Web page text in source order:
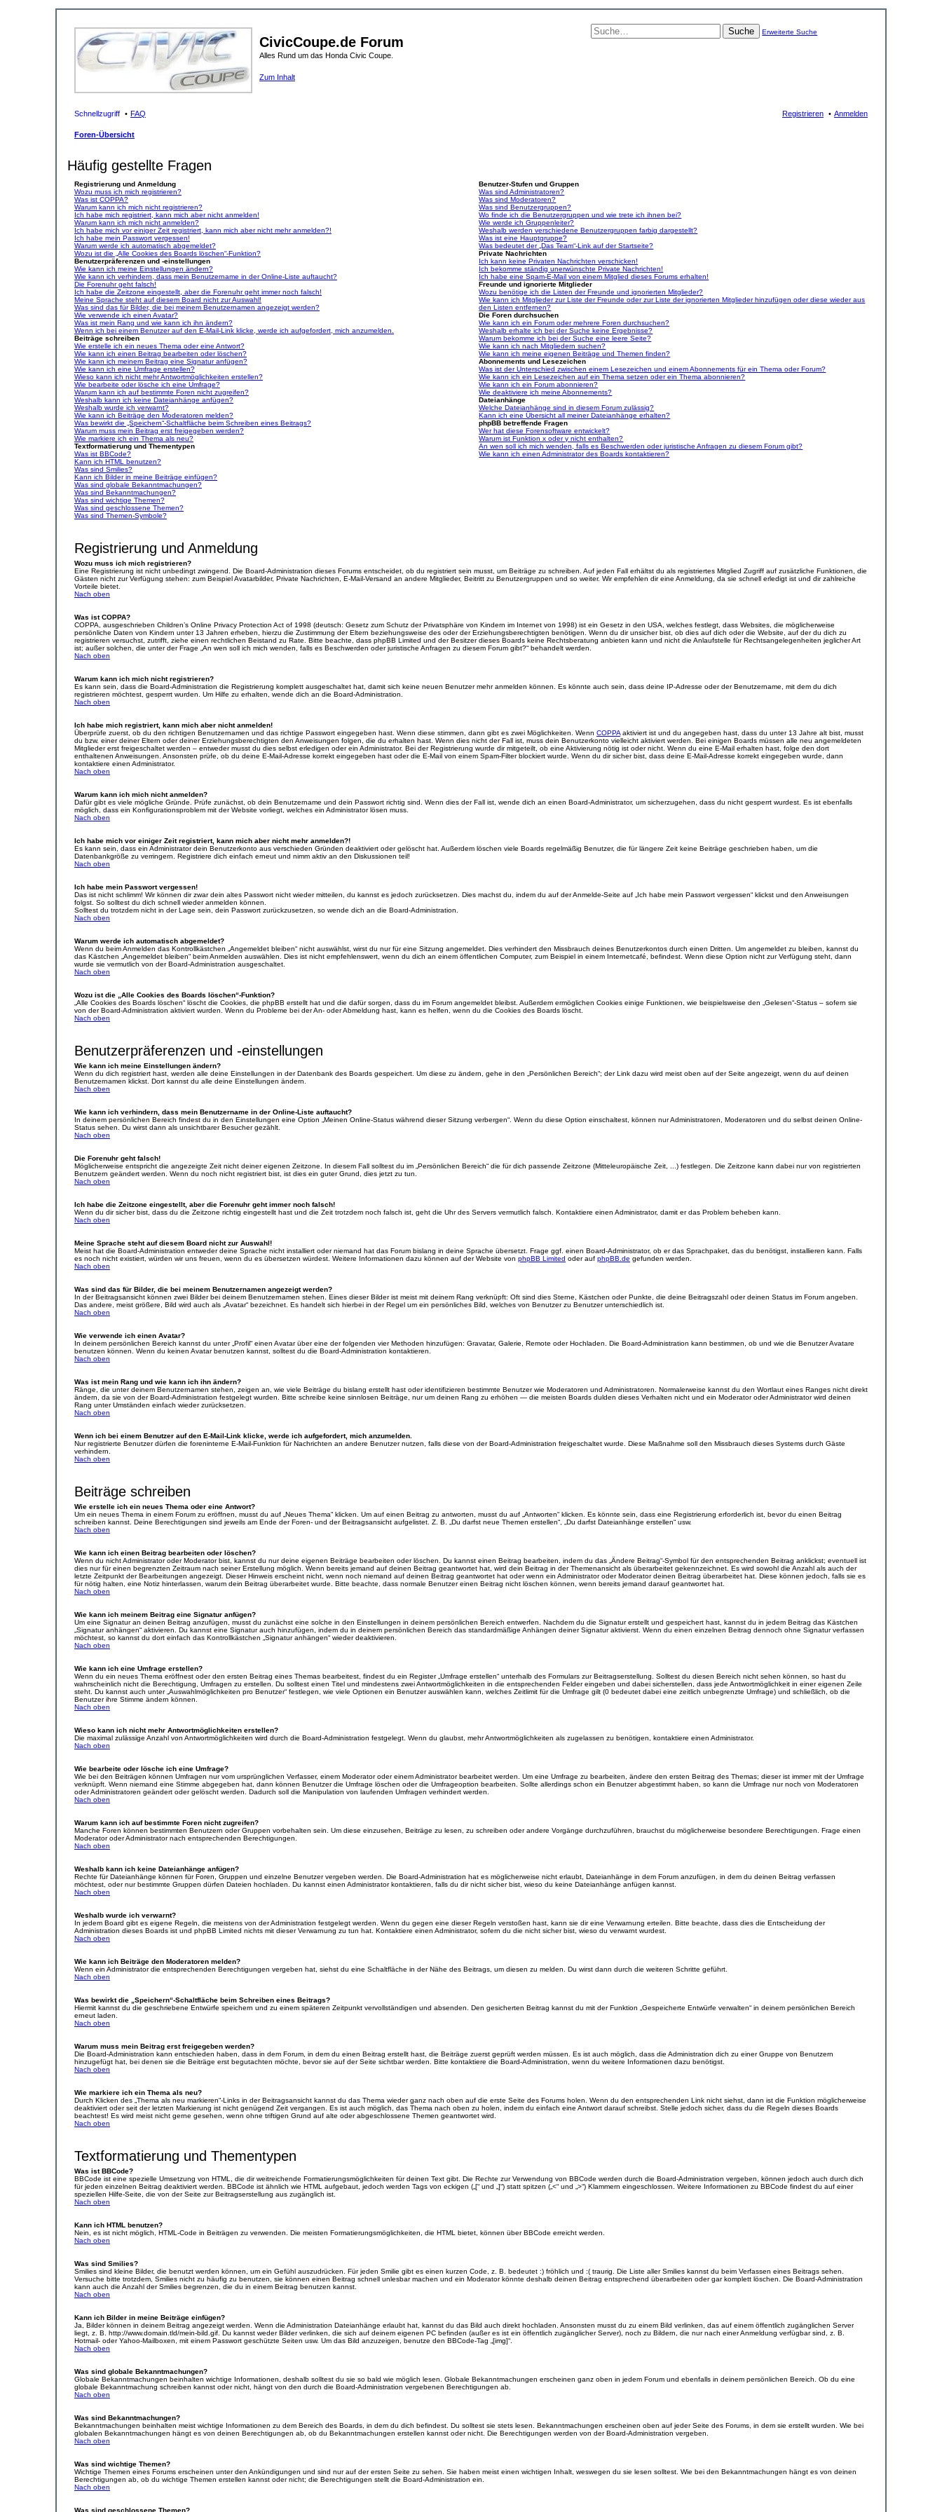
CivicCoupe.de Forum
Alles Rund um das Honda Civic Coupe.
Zum Inhalt
Suche Erweiterte Suche
Schnellzugriff FAQ Anmelden
Registrieren
Foren-Übersicht
Häufig gestellte Fragen
Registrierung und Anmeldung
Wozu muss ich mich registrieren?
Was ist COPPA?
Warum kann ich mich nicht registrieren?
Ich habe mich registriert, kann mich aber nicht anmelden!
Warum kann ich mich nicht anmelden?
Ich habe mich vor einiger Zeit registriert, kann mich aber nicht mehr anmelden?!
Ich habe mein Passwort vergessen!
Warum werde ich automatisch abgemeldet?
Wozu ist die „Alle Cookies des Boards löschen“-Funktion?
Benutzerpräferenzen und -einstellungen
Wie kann ich meine Einstellungen ändern?
Wie kann ich verhindern, dass mein Benutzername in der Online-Liste auftaucht?
Die Forenuhr geht falsch!
Ich habe die Zeitzone eingestellt, aber die Forenuhr geht immer noch falsch!
Meine Sprache steht auf diesem Board nicht zur Auswahl!
Was sind das für Bilder, die bei meinem Benutzernamen angezeigt werden?
Wie verwende ich einen Avatar?
Was ist mein Rang und wie kann ich ihn ändern?
Wenn ich bei einem Benutzer auf den E-Mail-Link klicke, werde ich aufgefordert, mich anzumelden.
Beiträge schreiben
Wie erstelle ich ein neues Thema oder eine Antwort?
Wie kann ich einen Beitrag bearbeiten oder löschen?
Wie kann ich meinem Beitrag eine Signatur anfügen?
Wie kann ich eine Umfrage erstellen?
Wieso kann ich nicht mehr Antwortmöglichkeiten erstellen?
Wie bearbeite oder lösche ich eine Umfrage?
Warum kann ich auf bestimmte Foren nicht zugreifen?
Weshalb kann ich keine Dateianhänge anfügen?
Weshalb wurde ich verwarnt?
Wie kann ich Beiträge den Moderatoren melden?
Was bewirkt die „Speichern“-Schaltfläche beim Schreiben eines Beitrags?
Warum muss mein Beitrag erst freigegeben werden?
Wie markiere ich ein Thema als neu?
Textformatierung und Thementypen
Was ist BBCode?
Kann ich HTML benutzen?
Was sind Smilies?
Kann ich Bilder in meine Beiträge einfügen?
Was sind globale Bekanntmachungen?
Was sind Bekanntmachungen?
Was sind wichtige Themen?
Was sind geschlossene Themen?
Was sind Themen-Symbole?
Benutzer-Stufen und Gruppen
Was sind Administratoren?
Was sind Moderatoren?
Was sind Benutzergruppen?
Wo finde ich die Benutzergruppen und wie trete ich ihnen bei?
Wie werde ich Gruppenleiter?
Weshalb werden verschiedene Benutzergruppen farbig dargestellt?
Was ist eine Hauptgruppe?
Was bedeutet der „Das Team“-Link auf der Startseite?
Private Nachrichten
Ich kann keine Privaten Nachrichten verschicken!
Ich bekomme ständig unerwünschte Private Nachrichten!
Ich habe eine Spam-E-Mail von einem Mitglied dieses Forums erhalten!
Freunde und ignorierte Mitglieder
Wozu benötige ich die Listen der Freunde und ignorierten Mitglieder?
Wie kann ich Mitglieder zur Liste der Freunde oder zur Liste der ignorierten Mitglieder hinzufügen oder diese wieder aus
den Listen entfernen?
Die Foren durchsuchen
Wie kann ich ein Forum oder mehrere Foren durchsuchen?
Weshalb erhalte ich bei der Suche keine Ergebnisse?
Warum bekomme ich bei der Suche eine leere Seite?
Wie kann ich nach Mitgliedern suchen?
Wie kann ich meine eigenen Beiträge und Themen finden?
Abonnements und Lesezeichen
Was ist der Unterschied zwischen einem Lesezeichen und einem Abonnements für ein Thema oder Forum?
Wie kann ich ein Lesezeichen auf ein Thema setzen oder ein Thema abonnieren?
Wie kann ich ein Forum abonnieren?
Wie deaktiviere ich meine Abonnements?
Dateianhänge
Welche Dateianhänge sind in diesem Forum zulässig?
Kann ich eine Übersicht all meiner Dateianhänge erhalten?
phpBB betreffende Fragen
Wer hat diese Forensoftware entwickelt?
Warum ist Funktion x oder y nicht enthalten?
An wen soll ich mich wenden, falls es Beschwerden oder juristische Anfragen zu diesem Forum gibt?
Wie kann ich einen Administrator des Boards kontaktieren?
Registrierung und Anmeldung
Wozu muss ich mich registrieren?
Eine Registrierung ist nicht unbedingt zwingend. Die Board-Administration dieses Forums entscheidet, ob du registriert sein musst, um Beiträge zu schreiben. Auf jeden Fall erhältst du als registriertes Mitglied Zugriff auf zusätzliche Funktionen, die
Gästen nicht zur Verfügung stehen: zum Beispiel Avatarbilder, Private Nachrichten, E-Mail-Versand an andere Mitglieder, Beitritt zu Benutzergruppen und so weiter. Wir empfehlen dir eine Anmeldung, da sie schnell erledigt ist und dir zahlreiche
Vorteile bietet.
Nach oben
Was ist COPPA?
COPPA, ausgeschrieben Children’s Online Privacy Protection Act of 1998 (deutsch: Gesetz zum Schutz der Privatsphäre von Kindern im Internet von 1998) ist ein Gesetz in den USA, welches festlegt, dass Websites, die möglicherweise
persönliche Daten von Kindern unter 13 Jahren erheben, hierzu die Zustimmung der Eltern beziehungsweise des oder der Erziehungsberechtigten benötigen. Wenn du dir unsicher bist, ob dies auf dich oder die Website, auf der du dich zu
registrieren versuchst, zutrifft, ziehe einen rechtlichen Beistand zu Rate. Bitte beachte, dass phpBB Limited und der Besitzer dieses Boards keine Rechtsberatung anbieten kann und nicht die Anlaufstelle für Rechtsangelegenheiten jeglicher Art
ist; außer solchen, die unter der Frage „An wen soll ich mich wenden, falls es Beschwerden oder juristische Anfragen zu diesem Forum gibt?“ behandelt werden.
Nach oben
Warum kann ich mich nicht registrieren?
Es kann sein, dass die Board-Administration die Registrierung komplett ausgeschaltet hat, damit sich keine neuen Benutzer mehr anmelden können. Es könnte auch sein, dass deine IP-Adresse oder der Benutzername, mit dem du dich
registrieren möchtest, gesperrt wurden. Um Hilfe zu erhalten, wende dich an die Board-Administration.
Nach oben
Ich habe mich registriert, kann mich aber nicht anmelden!
Überprüfe zuerst, ob du den richtigen Benutzernamen und das richtige Passwort eingegeben hast. Wenn diese stimmen, dann gibt es zwei Möglichkeiten. Wenn COPPA aktiviert ist und du angegeben hast, dass du unter 13 Jahre alt bist, musst
du bzw. einer deiner Eltern oder deiner Erziehungsberechtigten den Anweisungen folgen, die du erhalten hast. Wenn dies nicht der Fall ist, muss dein Benutzerkonto vielleicht aktiviert werden. Bei einigen Boards müssen alle neu angemeldeten
Mitglieder erst freigeschaltet werden – entweder musst du dies selbst erledigen oder ein Administrator. Bei der Registrierung wurde dir mitgeteilt, ob eine Aktivierung nötig ist oder nicht. Wenn du eine E-Mail erhalten hast, folge den dort
enthaltenen Anweisungen. Ansonsten prüfe, ob du deine E-Mail-Adresse korrekt eingegeben hast oder die E-Mail von einem Spam-Filter blockiert wurde. Wenn du dir sicher bist, dass deine E-Mail-Adresse korrekt eingegeben wurde, dann
kontaktiere einen Administrator.
Nach oben
Warum kann ich mich nicht anmelden?
Dafür gibt es viele mögliche Gründe. Prüfe zunächst, ob dein Benutzername und dein Passwort richtig sind. Wenn dies der Fall ist, wende dich an einen Board-Administrator, um sicherzugehen, dass du nicht gesperrt wurdest. Es ist ebenfalls
möglich, dass ein Konfigurationsproblem mit der Website vorliegt, welches ein Administrator lösen muss.
Nach oben
Ich habe mich vor einiger Zeit registriert, kann mich aber nicht mehr anmelden?!
Es kann sein, dass ein Administrator dein Benutzerkonto aus verschieden Gründen deaktiviert oder gelöscht hat. Außerdem löschen viele Boards regelmäßig Benutzer, die für längere Zeit keine Beiträge geschrieben haben, um die
Datenbankgröße zu verringern. Registriere dich einfach erneut und nimm aktiv an den Diskussionen teil!
Nach oben
Ich habe mein Passwort vergessen!
Das ist nicht schlimm! Wir können dir zwar dein altes Passwort nicht wieder mitteilen, du kannst es jedoch zurücksetzen. Dies machst du, indem du auf der Anmelde-Seite auf „Ich habe mein Passwort vergessen“ klickst und den Anweisungen
folgst. So solltest du dich schnell wieder anmelden können.
Solltest du trotzdem nicht in der Lage sein, dein Passwort zurückzusetzen, so wende dich an die Board-Administration.
Nach oben
Warum werde ich automatisch abgemeldet?
Wenn du beim Anmelden das Kontrollkästchen „Angemeldet bleiben“ nicht auswählst, wirst du nur für eine Sitzung angemeldet. Dies verhindert den Missbrauch deines Benutzerkontos durch einen Dritten. Um angemeldet zu bleiben, kannst du
das Kästchen „Angemeldet bleiben“ beim Anmelden auswählen. Dies ist nicht empfehlenswert, wenn du dich an einem öffentlichen Computer, zum Beispiel in einem Internetcafé, befindest. Wenn diese Option nicht zur Verfügung steht, dann
wurde sie vermutlich von der Board-Administration ausgeschaltet.
Nach oben
Wozu ist die „Alle Cookies des Boards löschen“-Funktion?
„Alle Cookies des Boards löschen“ löscht die Cookies, die phpBB erstellt hat und die dafür sorgen, dass du im Forum angemeldet bleibst. Außerdem ermöglichen Cookies einige Funktionen, wie beispielsweise den „Gelesen“-Status – sofern sie
von der Board-Administration aktiviert wurden. Wenn du Probleme bei der An- oder Abmeldung hast, kann es helfen, wenn du die Cookies des Boards löscht.
Nach oben
Benutzerpräferenzen und -einstellungen
Wie kann ich meine Einstellungen ändern?
Wenn du dich registriert hast, werden alle deine Einstellungen in der Datenbank des Boards gespeichert. Um diese zu ändern, gehe in den „Persönlichen Bereich“; der Link dazu wird meist oben auf der Seite angezeigt, wenn du auf deinen
Benutzernamen klickst. Dort kannst du alle deine Einstellungen ändern.
Nach oben
Wie kann ich verhindern, dass mein Benutzername in der Online-Liste auftaucht?
In deinem persönlichen Bereich findest du in den Einstellungen eine Option „Meinen Online-Status während dieser Sitzung verbergen“. Wenn du diese Option einschaltest, können nur Administratoren, Moderatoren und du selbst deinen Online-
Status sehen. Du wirst dann als unsichtbarer Besucher gezählt.
Nach oben
Die Forenuhr geht falsch!
Möglicherweise entspricht die angezeigte Zeit nicht deiner eigenen Zeitzone. In diesem Fall solltest du im „Persönlichen Bereich“ die für dich passende Zeitzone (Mitteleuropäische Zeit, ...) festlegen. Die Zeitzone kann dabei nur von registrierten
Benutzern geändert werden. Wenn du noch nicht registriert bist, ist dies ein guter Grund, dies jetzt zu tun.
Nach oben
Ich habe die Zeitzone eingestellt, aber die Forenuhr geht immer noch falsch!
Wenn du dir sicher bist, dass du die Zeitzone richtig eingestellt hast und die Zeit trotzdem noch falsch ist, geht die Uhr des Servers vermutlich falsch. Kontaktiere einen Administrator, damit er das Problem beheben kann.
Nach oben
Meine Sprache steht auf diesem Board nicht zur Auswahl!
Meist hat die Board-Administration entweder deine Sprache nicht installiert oder niemand hat das Forum bislang in deine Sprache übersetzt. Frage ggf. einen Board-Administrator, ob er das Sprachpaket, das du benötigst, installieren kann. Falls
es noch nicht existiert, würden wir uns freuen, wenn du es übersetzen würdest. Weitere Informationen dazu können auf der Website von phpBB Limited oder auf phpBB.de gefunden werden.
Nach oben
Was sind das für Bilder, die bei meinem Benutzernamen angezeigt werden?
In der Beitragsansicht können zwei Bilder bei deinem Benutzernamen stehen. Eines dieser Bilder ist meist mit deinem Rang verknüpft: Oft sind dies Sterne, Kästchen oder Punkte, die deine Beitragszahl oder deinen Status im Forum angeben.
Das andere, meist größere, Bild wird auch als „Avatar“ bezeichnet. Es handelt sich hierbei in der Regel um ein persönliches Bild, welches von Benutzer zu Benutzer unterschiedlich ist.
Nach oben
Wie verwende ich einen Avatar?
In deinem persönlichen Bereich kannst du unter „Profil“ einen Avatar über eine der folgenden vier Methoden hinzufügen: Gravatar, Galerie, Remote oder Hochladen. Die Board-Administration kann bestimmen, ob und wie die Benutzer Avatare
benutzen können. Wenn du keinen Avatar benutzen kannst, solltest du die Board-Administration kontaktieren.
Nach oben
Was ist mein Rang und wie kann ich ihn ändern?
Ränge, die unter deinem Benutzernamen stehen, zeigen an, wie viele Beiträge du bislang erstellt hast oder identifizieren bestimmte Benutzer wie Moderatoren und Administratoren. Normalerweise kannst du den Wortlaut eines Ranges nicht direkt
ändern, da sie von der Board-Administration festgelegt wurden. Bitte schreibe keine sinnlosen Beiträge, nur um deinen Rang zu erhöhen — die meisten Boards dulden dieses Verhalten nicht und ein Moderator oder Administrator wird deinen
Rang unter Umständen einfach wieder zurücksetzen.
Nach oben
Wenn ich bei einem Benutzer auf den E-Mail-Link klicke, werde ich aufgefordert, mich anzumelden.
Nur registrierte Benutzer dürfen die foreninterne E-Mail-Funktion für Nachrichten an andere Benutzer nutzen, falls diese von der Board-Administration freigeschaltet wurde. Diese Maßnahme soll den Missbrauch dieses Systems durch Gäste
verhindern.
Nach oben
Beiträge schreiben
Wie erstelle ich ein neues Thema oder eine Antwort?
Um ein neues Thema in einem Forum zu eröffnen, musst du auf „Neues Thema“ klicken. Um auf einen Beitrag zu antworten, musst du auf „Antworten“ klicken. Es könnte sein, dass eine Registrierung erforderlich ist, bevor du einen Beitrag
schreiben kannst. Deine Berechtigungen sind jeweils am Ende der Foren- und der Beitragsansicht aufgelistet. Z. B. „Du darfst neue Themen erstellen“, „Du darfst Dateianhänge erstellen“ usw.
Nach oben
Wie kann ich einen Beitrag bearbeiten oder löschen?
Wenn du nicht Administrator oder Moderator bist, kannst du nur deine eigenen Beiträge bearbeiten oder löschen. Du kannst einen Beitrag bearbeiten, indem du das „Ändere Beitrag“-Symbol für den entsprechenden Beitrag anklickst; eventuell ist
dies nur für einen begrenzten Zeitraum nach seiner Erstellung möglich. Wenn bereits jemand auf deinen Beitrag geantwortet hat, wird dein Beitrag in der Themenansicht als überarbeitet gekennzeichnet. Es wird sowohl die Anzahl als auch der
letzte Zeitpunkt der Bearbeitungen angezeigt. Dieser Hinweis erscheint nicht, wenn noch niemand auf deinen Beitrag geantwortet hat oder wenn ein Administrator oder Moderator deinen Beitrag überarbeitet hat. Diese können jedoch, falls sie es
für nötig halten, eine Notiz hinterlassen, warum dein Beitrag überarbeitet wurde. Bitte beachte, dass normale Benutzer einen Beitrag nicht löschen können, wenn bereits jemand darauf geantwortet hat.
Nach oben
Wie kann ich meinem Beitrag eine Signatur anfügen?
Um eine Signatur an deinen Beitrag anzufügen, musst du zunächst eine solche in den Einstellungen in deinem persönlichen Bereich entwerfen. Nachdem du die Signatur erstellt und gespeichert hast, kannst du in jedem Beitrag das Kästchen
„Signatur anhängen“ aktivieren. Du kannst eine Signatur auch hinzufügen, indem du in deinem persönlichen Bereich das standardmäßige Anhängen deiner Signatur aktivierst. Wenn du einen einzelnen Beitrag dennoch ohne Signatur verfassen
möchtest, so kannst du dort einfach das Kontrollkästchen „Signatur anhängen“ wieder deaktivieren.
Nach oben
Wie kann ich eine Umfrage erstellen?
Wenn du ein neues Thema eröffnest oder den ersten Beitrag eines Themas bearbeitest, findest du ein Register „Umfrage erstellen“ unterhalb des Formulars zur Beitragserstellung. Solltest du diesen Bereich nicht sehen können, so hast du
wahrscheinlich nicht die Berechtigung, Umfragen zu erstellen. Du solltest einen Titel und mindestens zwei Antwortmöglichkeiten in die entsprechenden Felder eingeben und dabei sicherstellen, dass jede Antwortmöglichkeit in einer eigenen Zeile
steht. Du kannst auch unter „Auswahlmöglichkeiten pro Benutzer“ festlegen, wie viele Optionen ein Benutzer auswählen kann, welches Zeitlimit für die Umfrage gilt (0 bedeutet dabei eine zeitlich unbegrenzte Umfrage) und schließlich, ob die
Benutzer ihre Stimme ändern können.
Nach oben
Wieso kann ich nicht mehr Antwortmöglichkeiten erstellen?
Die maximal zulässige Anzahl von Antwortmöglichkeiten wird durch die Board-Administration festgelegt. Wenn du glaubst, mehr Antwortmöglichkeiten als zugelassen zu benötigen, kontaktiere einen Administrator.
Nach oben
Wie bearbeite oder lösche ich eine Umfrage?
Wie bei den Beiträgen können Umfragen nur vom ursprünglichen Verfasser, einem Moderator oder einem Administrator bearbeitet werden. Um eine Umfrage zu bearbeiten, ändere den ersten Beitrag des Themas; dieser ist immer mit der Umfrage
verknüpft. Wenn niemand eine Stimme abgegeben hat, dann können Benutzer die Umfrage löschen oder die Umfrageoption bearbeiten. Sollte allerdings schon ein Benutzer abgestimmt haben, so kann die Umfrage nur noch von Moderatoren
oder Administratoren geändert oder gelöscht werden. Dadurch soll die Manipulation von laufenden Umfragen verhindert werden.
Nach oben
Warum kann ich auf bestimmte Foren nicht zugreifen?
Manche Foren können bestimmten Benutzern oder Gruppen vorbehalten sein. Um diese einzusehen, Beiträge zu lesen, zu schreiben oder andere Vorgänge durchzuführen, brauchst du möglicherweise besondere Berechtigungen. Frage einen
Moderator oder Administrator nach entsprechenden Berechtigungen.
Nach oben
Weshalb kann ich keine Dateianhänge anfügen?
Rechte für Dateianhänge können für Foren, Gruppen und einzelne Benutzer vergeben werden. Die Board-Administration hat es möglicherweise nicht erlaubt, Dateianhänge in dem Forum anzufügen, in dem du deinen Beitrag verfassen
möchtest, oder nur bestimmte Gruppen dürfen Dateien hochladen. Du kannst einen Administrator kontaktieren, falls du dir nicht sicher bist, wieso du keine Dateianhänge anfügen kannst.
Nach oben
Weshalb wurde ich verwarnt?
In jedem Board gibt es eigene Regeln, die meistens von der Administration festgelegt werden. Wenn du gegen eine dieser Regeln verstoßen hast, kann sie dir eine Verwarnung erteilen. Bitte beachte, dass dies die Entscheidung der
Administration dieses Boards ist und phpBB Limited nichts mit dieser Verwarnung zu tun hat. Kontaktiere einen Administrator, sofern du die nicht sicher bist, wieso du verwarnt wurdest.
Nach oben
Wie kann ich Beiträge den Moderatoren melden?
Wenn ein Administrator die entsprechenden Berechtigungen vergeben hat, siehst du eine Schaltfläche in der Nähe des Beitrags, um diesen zu melden. Du wirst dann durch die weiteren Schritte geführt.
Nach oben
Was bewirkt die „Speichern“-Schaltfläche beim Schreiben eines Beitrags?
Hiermit kannst du die geschriebene Entwürfe speichern und zu einem späteren Zeitpunkt vervollständigen und absenden. Den gesicherten Beitrag kannst du mit der Funktion „Gespeicherte Entwürfe verwalten“ in deinem persönlichen Bereich
erneut laden.
Nach oben
Warum muss mein Beitrag erst freigegeben werden?
Die Board-Administration kann entschieden haben, dass in dem Forum, in dem du einen Beitrag erstellt hast, die Beiträge zuerst geprüft werden müssen. Es ist auch möglich, dass die Administration dich zu einer Gruppe von Benutzern
hinzugefügt hat, bei denen sie die Beiträge erst begutachten möchte, bevor sie auf der Seite sichtbar werden. Bitte kontaktiere die Board-Administration, wenn du weitere Informationen dazu benötigst.
Nach oben
Wie markiere ich ein Thema als neu?
Durch Klicken des „Thema als neu markieren“-Links in der Beitragsansicht kannst du das Thema wieder ganz nach oben auf die erste Seite des Forums holen. Wenn du den entsprechenden Link nicht siehst, dann ist die Funktion möglicherweise
deaktiviert oder seit der letzten Markierung ist nicht genügend Zeit vergangen. Es ist auch möglich, das Thema nach oben zu holen, indem du einfach eine Antwort darauf schreibst. Stelle jedoch sicher, dass du die Regeln dieses Boards
beachtest! Es wird meist nicht gerne gesehen, wenn ohne triftigen Grund auf alte oder abgeschlossene Themen geantwortet wird.
Nach oben
Textformatierung und Thementypen
Was ist BBCode?
BBCode ist eine spezielle Umsetzung von HTML, die dir weitreichende Formatierungsmöglichkeiten für deinen Text gibt. Die Rechte zur Verwendung von BBCode werden durch die Board-Administration vergeben, können jedoch auch durch dich
für jeden einzelnen Beitrag deaktiviert werden. BBCode ist ähnlich wie HTML aufgebaut, jedoch werden Tags von eckigen („[“ und „]“) statt spitzen („<“ und „>“) Klammern eingeschlossen. Weitere Informationen zu BBCode findest du auf einer
speziellen Hilfe-Seite, die von der Seite zur Beitragserstellung aus zugänglich ist.
Nach oben
Kann ich HTML benutzen?
Nein, es ist nicht möglich, HTML-Code in Beiträgen zu verwenden. Die meisten Formatierungsmöglichkeiten, die HTML bietet, können über BBCode erreicht werden.
Nach oben
Was sind Smilies?
Smilies sind kleine Bilder, die benutzt werden können, um ein Gefühl auszudrücken. Für jeden Smilie gibt es einen kurzen Code, z. B. bedeutet :) fröhlich und :( traurig. Die Liste aller Smilies kannst du beim Verfassen eines Beitrags sehen.
Versuche bitte trotzdem, Smilies nicht zu häufig zu benutzen, sie können einen Beitrag schnell unlesbar machen und ein Moderator könnte deshalb deinen Beitrag entsprechend überarbeiten oder gar komplett löschen. Die Board-Administration
kann auch die Anzahl der Smilies begrenzen, die du in einem Beitrag benutzen kannst.
Nach oben
Kann ich Bilder in meine Beiträge einfügen?
Ja, Bilder können in deinem Beitrag angezeigt werden. Wenn die Administration Dateianhänge erlaubt hat, kannst du das Bild auch direkt hochladen. Ansonsten musst du zu einem Bild verlinken, das auf einem öffentlich zugänglichen Server
liegt, z. B. http://www.domain.tld/mein-bild.gif. Du kannst weder Bilder verlinken, die sich auf deinem eigenen PC befinden (außer es ist ein öffentlich zugänglicher Server), noch zu Bildern, die nur nach einer Anmeldung verfügbar sind, z. B.
Hotmail- oder Yahoo-Mailboxen, mit einem Passwort geschützte Seiten usw. Um das Bild anzuzeigen, benutze den BBCode-Tag „[img]“.
Nach oben
Was sind globale Bekanntmachungen?
Globale Bekanntmachungen beinhalten wichtige Informationen, deshalb solltest du sie so bald wie möglich lesen. Globale Bekanntmachungen erscheinen ganz oben in jedem Forum und ebenfalls in deinem persönlichen Bereich. Ob du eine
globale Bekanntmachung schreiben kannst oder nicht, hängt von den durch die Board-Administration vergebenen Berechtigungen ab.
Nach oben
Was sind Bekanntmachungen?
Bekanntmachungen beinhalten meist wichtige Informationen zu dem Bereich des Boards, in dem du dich befindest. Du solltest sie stets lesen. Bekanntmachungen erscheinen oben auf jeder Seite des Forums, in dem sie erstellt wurden. Wie bei
globalen Bekanntmachungen hängt es von deinen Berechtigungen ab, ob du Bekanntmachungen erstellen kannst oder nicht. Die Berechtigungen werden von der Board-Administration vergeben.
Nach oben
Was sind wichtige Themen?
Wichtige Themen eines Forums erscheinen unter den Ankündigungen und sind nur auf der ersten Seite zu sehen. Sie haben meist einen wichtigen Inhalt, weswegen du sie lesen solltest. Wie bei den Bekanntmachungen hängt es von deinen
Berechtigungen ab, ob du wichtige Themen erstellen kannst oder nicht; die Berechtigungen stellt die Board-Administration ein.
Nach oben
Was sind geschlossene Themen?